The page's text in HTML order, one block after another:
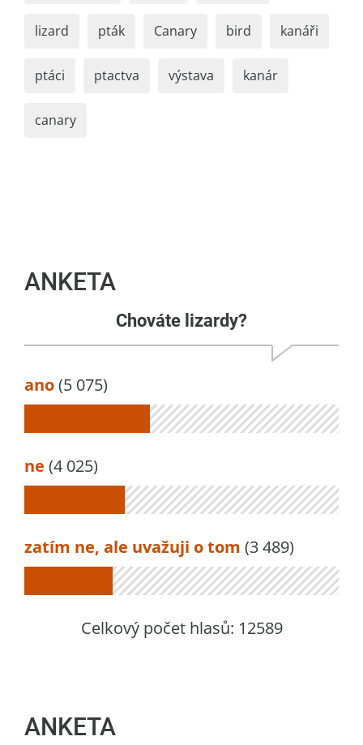
lizard pták Canary bird kanáři
ptáci ptactva výstava kanár
canary
ANKETA
Chováte lizardy?
ano(5 075)
ne (4 025)
zatím ne, ale uvažuji o tom (3 489)
Celkový počet hlasů: 12589
ANKETA